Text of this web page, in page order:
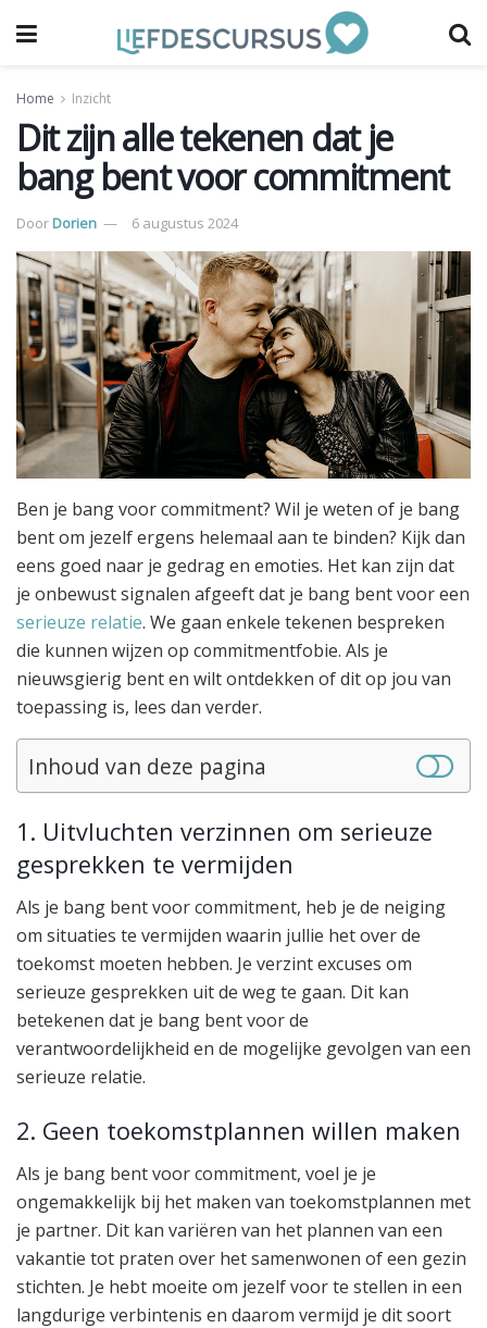
Home Inzicht
Dit zijn alle tekenen dat je
bang bent voor commitment
DoorDorien 6 augustus 2024
Ben je bang voor commitment? Wil je weten of je bang
bent om jezelf ergens helemaal aan te binden? Kijk dan
eens goed naar je gedrag en emoties. Het kan zijn dat
je onbewust signalen afgeeft dat je bang bent voor een
serieuze relatie. We gaan enkele tekenen bespreken
die kunnen wijzen op commitmentfobie. Als je
nieuwsgierig bent en wilt ontdekken of dit op jou van
toepassing is, lees dan verder.
Inhoud van deze pagina
1. Uitvluchten verzinnen om serieuze
gesprekken te vermijden
Als je bang bent voor commitment, heb je de neiging
om situaties te vermijden waarin jullie het over de
toekomst moeten hebben. Je verzint excuses om
serieuze gesprekken uit de weg te gaan. Dit kan
betekenen dat je bang bent voor de
verantwoordelijkheid en de mogelijke gevolgen van een
serieuze relatie.
2. Geen toekomstplannen willen maken
Als je bang bent voor commitment, voel je je
ongemakkelijk bij het maken van toekomstplannen met
je partner. Dit kan variëren van het plannen van een
vakantie tot praten over het samenwonen of een gezin
stichten. Je hebt moeite om jezelf voor te stellen in een
langdurige verbintenis en daarom vermijd je dit soort